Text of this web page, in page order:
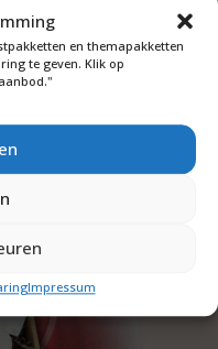
en themapakketten
te geven. Klik op
Impressum
Nederland